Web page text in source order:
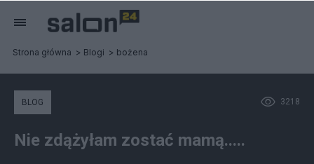
Strona główna Blogi bożena
3218
BLOG
Nie zdążyłam zostać mamą.....